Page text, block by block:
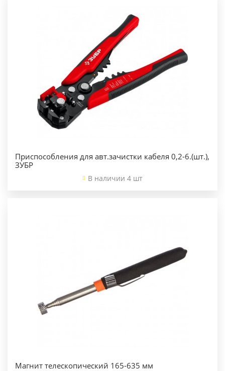
Приспособления для авт.зачистки кабеля 0,2-6.(шт.),
ЗУБР
В наличии 4 шт
Магнит телескопический 165-635 мм